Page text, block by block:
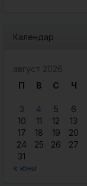
Календар
август 2026
П
В С Ч
3
4 5 6
10
11 12 13
17
18 19 20
24
25 26 27
31
« юни